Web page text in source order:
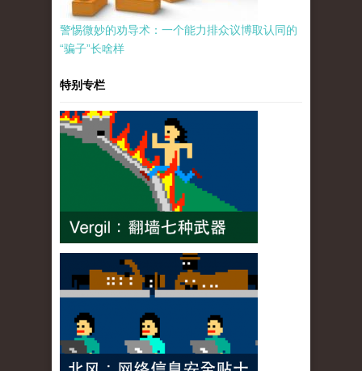
警惕微妙的劝导术：一个能力排众议博取认同的
“骗子”长啥样
特别专栏